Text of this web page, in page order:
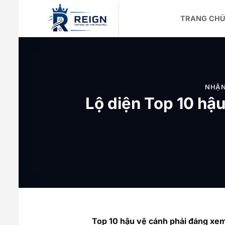
TRANG CHỦ
Lộ diện Top 10
Top 10 hậu vệ cánh phải đáng